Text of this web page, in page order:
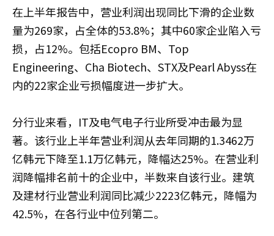
在上半年报告中，营业利润出现同比下滑的企业数
量为269家，占全体的53.8%；其中60家企业陷入亏
损，占12%。包括Ecopro BM、Top
Engineering、Cha Biotech、STX及Pearl Abyss在
内的22家企业亏损幅度进一步扩大。
分行业来看，IT及电气电子行业所受冲击最为显
著。该行业上半年营业利润从去年同期的1.3462万
亿韩元下降至1.1万亿韩元，降幅达25%。在营业利
润降幅排名前十的企业中，半数来自该行业。建筑
及建材行业营业利润同比减少2223亿韩元，降幅为
42.5%，在各行业中位列第二。